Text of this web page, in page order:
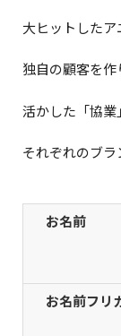
大ヒットしたア
独自の顧客を
活かした「協業
それぞれのブラ
お名前
お名前フリ